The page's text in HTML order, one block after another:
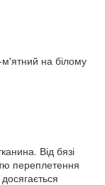
м'ятний на білому
Від бязі
переплетення